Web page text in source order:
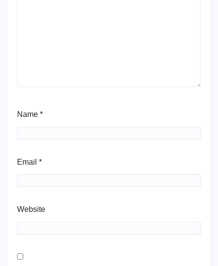
Name *
Email *
Website